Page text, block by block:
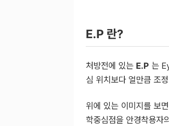
E.P 란?
처방전에 있는 E.P 는
심 위치보다 얼만큼 조
위에 있는 이미지를 보
학중심점을 안경착용자